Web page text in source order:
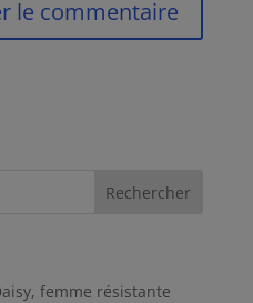
femme résistante